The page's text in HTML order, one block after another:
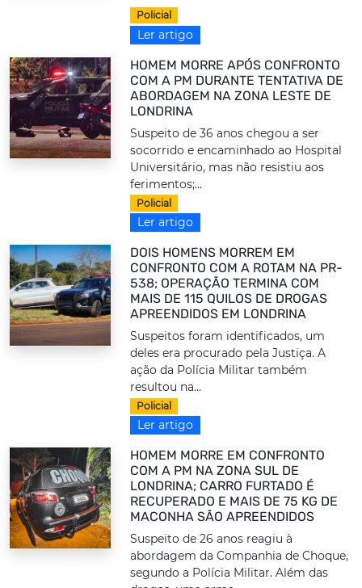
Policial
Ler artigo
HOMEM MORRE APÓS CONFRONTO
COM A PM DURANTE TENTATIVA DE
ABORDAGEM NA ZONA LESTE DE
LONDRINA
Suspeito de 36 anos chegou a ser
socorrido e encaminhado ao Hospital
Universitário, mas não resistiu aos
ferimentos;...
Policial
Ler artigo
DOIS HOMENS MORREM EM
CONFRONTO COM A ROTAM NA PR-
538; OPERAÇÃO TERMINA COM
MAIS DE 115 QUILOS DE DROGAS
APREENDIDOS EM LONDRINA
Suspeitos foram identificados, um
deles era procurado pela Justiça. A
ação da Polícia Militar também
resultou na...
Policial
Ler artigo
HOMEM MORRE EM CONFRONTO
COM A PM NA ZONA SUL DE
LONDRINA; CARRO FURTADO É
RECUPERADO E MAIS DE 75 KG DE
MACONHA SÃO APREENDIDOS
Suspeito de 26 anos reagiu à
abordagem da Companhia de Choque,
segundo a Polícia Militar. Além das